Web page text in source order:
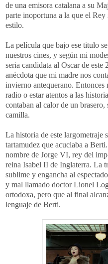
de una emisora catalana a su
parte inoportuna a la que el
estilo.
La película que bajo ese titulo
nuestros cines, y según mi
seria candidata al Oscar de
anécdota que mi madre nos
invierno antequerano. Entonces
radio o estar atentos a las
contaban al calor de un brasero,
camilla.
La historia de este largometraje
tartamudez que acuciaba a
nombre de Jorge VI, rey del
reina Isabel II de Inglaterra. La
sublime y engancha al
y mal llamado doctor Lionel
ortodoxa, pero que al final
lenguaje de Berti.